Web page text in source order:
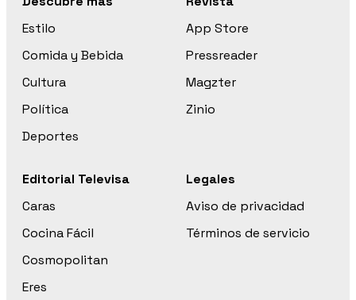
Estilo
Comida y Bebida
Cultura
Política
Deportes
App Store
Pressreader
Magzter
Zinio
Editorial Televisa
Caras
Cocina Fácil
Cosmopolitan
Eres
Legales
Aviso de privacidad
Términos de servicio